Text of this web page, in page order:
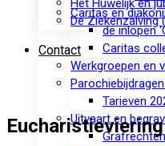
Caritas en
de inlopen
Caritas
Werkgroepen en
Tarieven
Uitvaart en
Het Huwelijk en
De Ziekenzalving
Contact
Eucharistieviering